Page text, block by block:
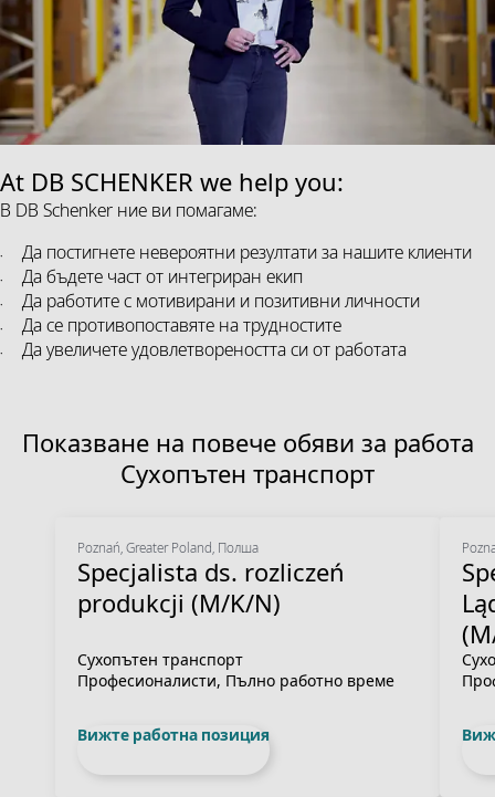
At DB SCHENKER we help you:
В DB Schenker ние ви помагаме:
Да постигнете невероятни резултати за нашите клиенти
Да бъдете част от интегриран екип
Да работите с мотивирани и позитивни личности
Да се противопоставяте на трудностите
Да увеличете удовлетвореността си от работата
Показване на повече обяви за работа
Сухопътен транспорт
Specjalista ds. rozliczeń
produkcji (M/K/N)
Poznań, Greater Poland, Полша
Сухопътен транспорт
Професионалисти, Пълно работно време
Вижте работна позиция